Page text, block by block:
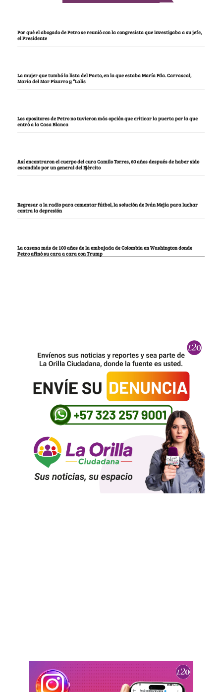
Por qué el abogado de Petro se reunió con la congresista que investigaba a su jefe,
el Presidente
La mujer que tumbó la lista del Pacto, en la que estaba María Fda. Carrascal,
María del Mar Pizarro y “Lalis
Los opositores de Petro no tuvieron más opción que criticar la puerta por la que
entró a la Casa Blanca
Así encontraron el cuerpo del cura Camilo Torres, 60 años después de haber sido
escondido por un general del Ejército
Regresar a la radio para comentar fútbol, la solución de Iván Mejía para luchar
contra la depresión
La casona más de 100 años de la embajada de Colombia en Washington donde
Petro afinó su cara a cara con Trump